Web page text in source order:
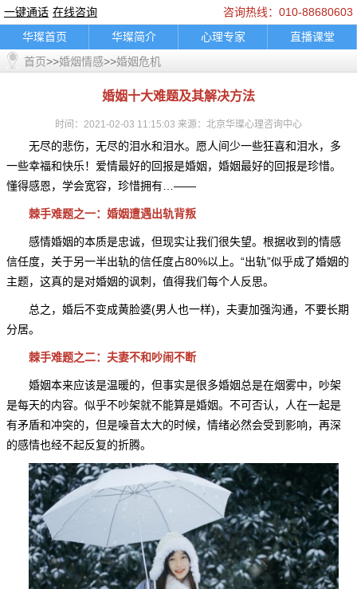
一键通话 在线咨询
咨询热线：010-88680603
华璨首页
华璨简介 心理专家
直播课堂
精彩推荐
咨询指南
婚烟情感 孩子教育
一键通话
轮播图片banner 底部图片
logo图
通知公告
首页>>婚烟情感>>婚姻危机
婚姻十大难题及其解决方法
时间：2021-02-03 11:15:03 来源：北京华璨心理咨询中心
无尽的悲伤，无尽的泪水和泪水。愿人间少一些狂喜和泪水，多
一些幸福和快乐！爱情最好的回报是婚姻，婚姻最好的回报是珍惜。
懂得感恩，学会宽容，珍惜拥有…——
棘手难题之一：婚姻遭遇出轨背叛
感情婚姻的本质是忠诚，但现实让我们很失望。根据收到的情感
信任度，关于另一半出轨的信任度占80%以上。“出轨”似乎成了婚姻的
主题，这真的是对婚姻的讽刺，值得我们每个人反思。
总之，婚后不变成黄脸婆(男人也一样)，夫妻加强沟通，不要长期
分居。
棘手难题之二：夫妻不和吵闹不断
婚姻本来应该是温暖的，但事实是很多婚姻总是在烟雾中，吵架
是每天的内容。似乎不吵架就不能算是婚姻。不可否认，人在一起是
有矛盾和冲突的，但是噪音太大的时候，情绪必然会受到影响，再深
的感情也经不起反复的折腾。